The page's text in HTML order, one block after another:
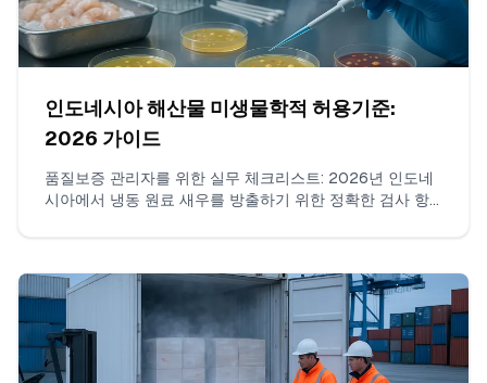
인도네시아 해산물 미생물학적 허용기준:
2026 가이드
품질보증 관리자를 위한 실무 체크리스트: 2026년 인도네
시아에서 냉동 원료 새우를 방출하기 위한 정확한 검사 항